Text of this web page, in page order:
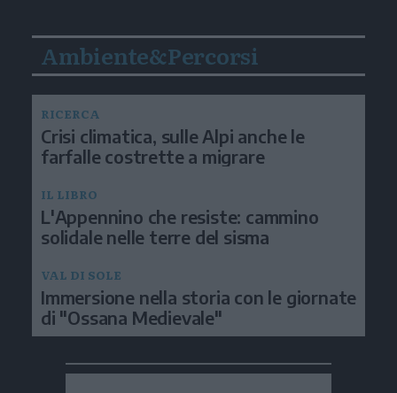
Ambiente&Percorsi
RICERCA
Crisi climatica, sulle Alpi anche le
farfalle costrette a migrare
IL LIBRO
L'Appennino che resiste: cammino
solidale nelle terre del sisma
VAL DI SOLE
Immersione nella storia con le giornate
di "Ossana Medievale"